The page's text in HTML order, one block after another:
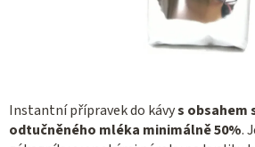
Instantní přípravek do kávys obsahem
odtučněného mléka minimálně 50%.